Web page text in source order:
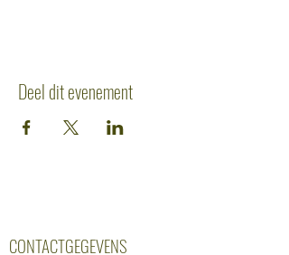
Deel dit evenement
CONTACTGEGEVENS